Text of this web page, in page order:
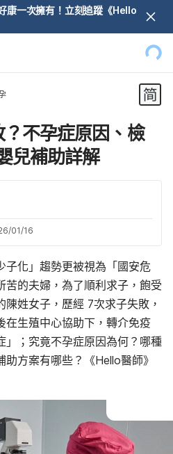
康一次擁有！立刻追蹤《Hello
不孕症原因、檢
兒補助詳解
01/16
子化」趨勢更被視為「國安危
苦的夫婦，為了順利求子，飽受
姓女子，歷經 7次求子失敗，
在生殖中心協助下，轉介免疫
」；究竟不孕症原因為何？哪種
方案有哪些？《Hello醫師》